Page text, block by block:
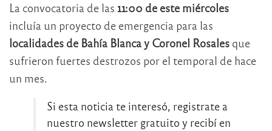
La convocatoria de las 11:00 de este miércoles
incluía un proyecto de emergencia para las
localidades de Bahía Blanca y Coronel Rosales que
sufrieron fuertes destrozos por el temporal de hace
un mes.
Si esta noticia te interesó, registrate a
nuestro newsletter gratuito y recibí en